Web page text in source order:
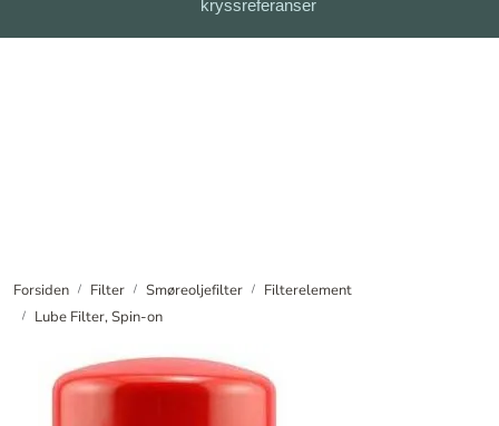
Meld deg på vårt nyhetsbrev
kryssreferanser
Forsiden Filter Smøreoljefilter
Filterelement
Lube Filter, Spin-on